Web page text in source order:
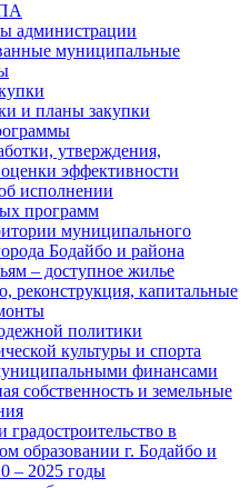
администрации
муниципальные
и планы закупки
утверждения,
эффективности
исполнении
программ
муниципального
Бодайбо и района
– доступное жилье
реконструкция, капитальные
политики
культуры и спорта
финансами
собственность и земельные
градостроительство в
образовании г. Бодайбо и
– 2025 годы